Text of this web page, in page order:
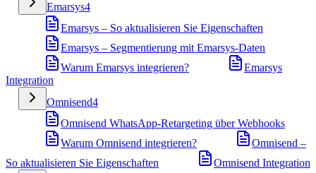
Emarsys4
Emarsys – So aktualisieren Sie Eigenschaften
Emarsys – Segmentierung mit Emarsys-Daten
Warum Emarsys integrieren?
Emarsys
Integration
Omnisend4
Omnisend WhatsApp-Retargeting über Webhooks
Warum Omnisend integrieren?
Omnisend –
So aktualisieren Sie Eigenschaften
Omnisend Integration